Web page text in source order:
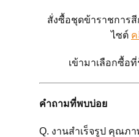
สั่งซื้อชุดข้าราชการสี
ไซต์
เข้ามาเลือกซื้อ
คำถามที่พบบ่อย
Q. งานสำเร็จรูป คุณภ